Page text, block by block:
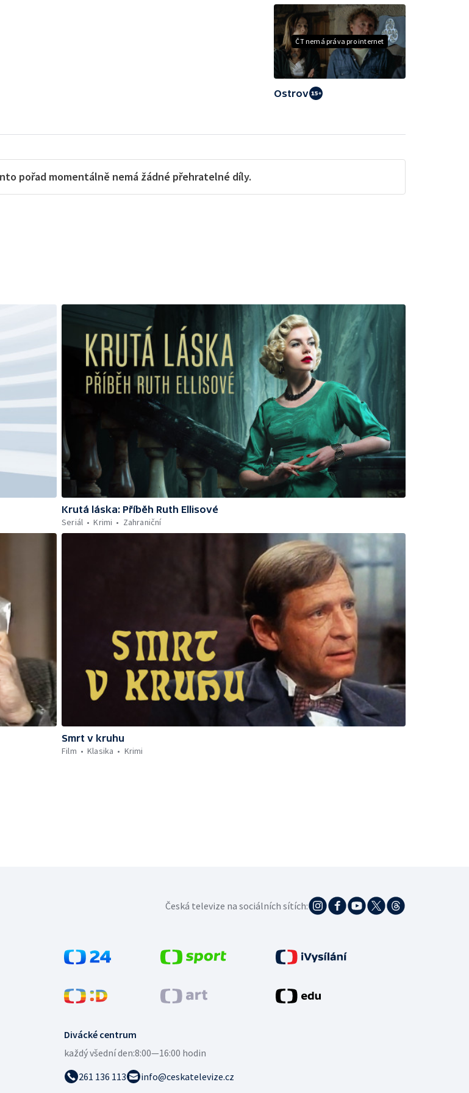
ČT nemá práva pro internet
Ostrov
pořad momentálně nemá žádné přehratelné díly.
Krutá láska: Příběh Ruth Ellisové
Seriál
Krimi Zahraniční
Smrt v kruhu
Film
Klasika Krimi
Divácké centrum
každý všední den:8:00—16:00 hodin
261 136 113
info@ceskatelevize.cz
Česká televize na sociálních sítích: